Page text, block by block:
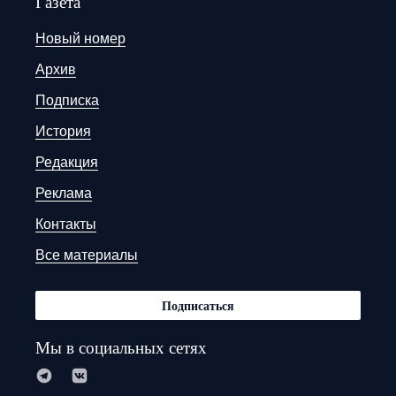
Новый номер
Архив
Подписка
История
Редакция
Реклама
Контакты
Все материалы
Подписаться
Мы в социальных сетях